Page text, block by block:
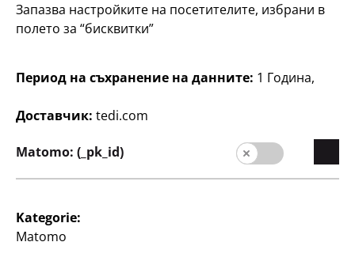
прибл. 23 x 4 x 13 см,
неоново розово, по
прибл. 18 x 4 x 18 см,
Дом и декорация
LED лента
Запазва настройките на посетителите, избрани в
полето за “бисквитки”
Период на съхранение на данните: 1 Година,
Доставчик: tedi.com
Matomo: (_pk_id)
Kategorie:
Matomo